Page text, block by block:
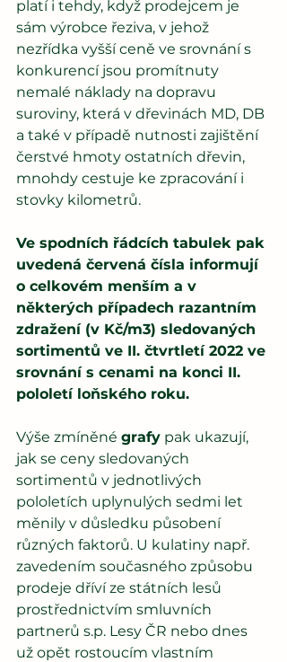
platí i tehdy, když prodejcem je
sám výrobce řeziva, v jehož
nezřídka vyšší ceně ve srovnání s
konkurencí jsou promítnuty
nemalé náklady na dopravu
suroviny, která v dřevinách MD, DB
a také v případě nutnosti zajištění
čerstvé hmoty ostatních dřevin,
mnohdy cestuje ke zpracování i
stovky kilometrů.
Ve spodních řádcích tabulek pak
uvedená červená čísla informují
o celkovém menším a v
některých případech razantním
zdražení (v Kč/m3) sledovaných
sortimentů ve II. čtvrtletí 2022 ve
srovnání s cenami na konci II.
pololetí loňského roku.
Výše zmíněné grafy pak ukazují,
jak se ceny sledovaných
sortimentů v jednotlivých
pololetích uplynulých sedmi let
měnily v důsledku působení
různých faktorů. U kulatiny např.
zavedením současného způsobu
prodeje dříví ze státních lesů
prostřednictvím smluvních
partnerů s.p. Lesy ČR nebo dnes
už opět rostoucím vlastním